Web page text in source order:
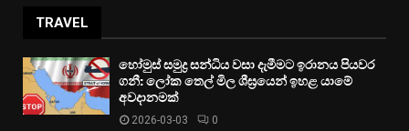
TRAVEL
හෝමුස් සමුද්‍ර සන්ධිය වසා දැමීමට ඉරානය පියවර
ගනී: ලෝක තෙල් මිල ශීඝ්‍රයෙන් ඉහළ යාමේ
අවදානමක්
2026-03-03 0